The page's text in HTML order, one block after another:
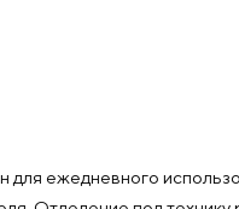
ежедневного